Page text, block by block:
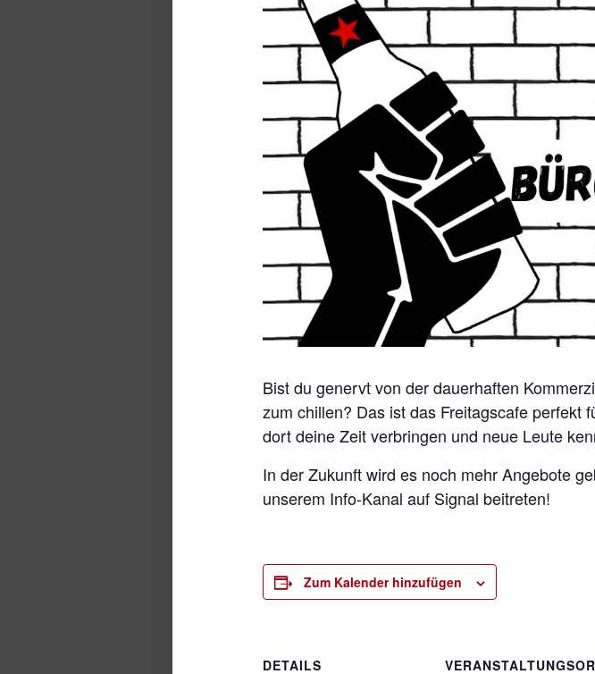
Bist du genervt von der dauerhaften
zum chillen? Das ist das Freitagscafe perfekt
dort deine Zeit verbringen und neue Leute
In der Zukunft wird es noch mehr Angebote
unserem Info-Kanal auf Signal beitreten!
Zum Kalender hinzufügen
DETAILS